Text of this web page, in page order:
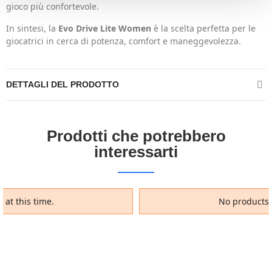
gioco più confortevole.
In sintesi, la Evo Drive Lite Women è la scelta perfetta per le
giocatrici in cerca di potenza, comfort e maneggevolezza.
DETTAGLI DEL PRODOTTO
Prodotti che potrebbero
interessarti
at this time. No